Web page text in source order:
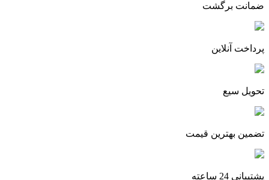
ضمانت برگشت
پرداخت آنلاین
تحویل سیع
تضمین بهترین قیمت
پشتیبانی 24 ساعته